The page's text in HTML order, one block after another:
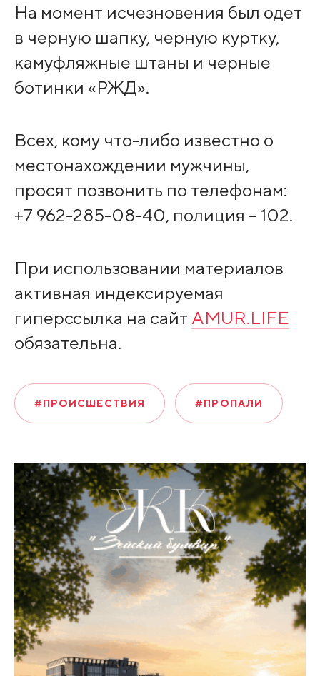
На момент исчезновения был одет
в черную шапку, черную куртку,
камуфляжные штаны и черные
ботинки «РЖД».
Всех, кому что-либо известно о
местонахождении мужчины,
просят позвонить по телефонам:
+7 962-285-08-40, полиция – 102.
При использовании материалов
активная индексируемая
гиперссылка на сайт AMUR.LIFE
обязательна.
#ПРОИСШЕСТВИЯ #ПРОПАЛИ